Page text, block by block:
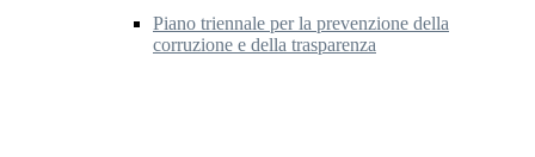
Piano triennale per la prevenzione della
corruzione e della trasparenza